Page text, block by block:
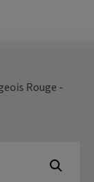
à
Rouge -